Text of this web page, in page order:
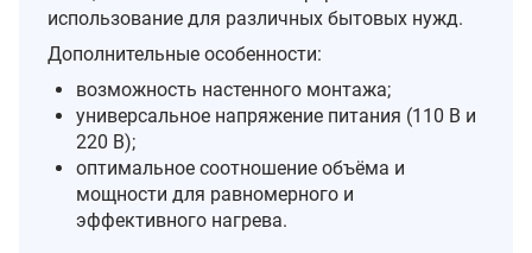
использование для различных бытовых нужд.
Дополнительные особенности:
возможность настенного монтажа;
универсальное напряжение питания (110 В и
220 В);
оптимальное соотношение объёма и
мощности для равномерного и
эффективного нагрева.